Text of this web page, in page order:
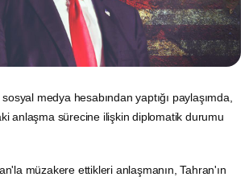
medya hesabından yaptığı paylaşımda,
anlaşma sürecine ilişkin diplomatik durumu
müzakere ettikleri anlaşmanın, Tahran'ın